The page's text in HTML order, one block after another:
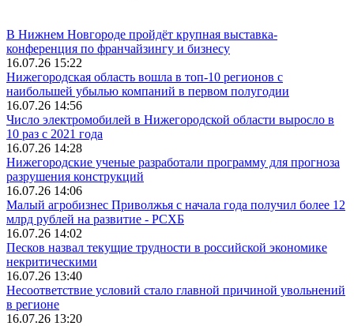
В Нижнем Новгороде пройдёт крупная выставка-
конференция по франчайзингу и бизнесу
16.07.26 15:22
Нижегородская область вошла в топ‑10 регионов с
наибольшей убылью компаний в первом полугодии
16.07.26 14:56
Число электромобилей в Нижегородской области выросло в
10 раз с 2021 года
16.07.26 14:28
Нижегородские ученые разработали программу для прогноза
разрушения конструкций
16.07.26 14:06
Малый агробизнес Приволжья с начала года получил более 12
млрд рублей на развитие - РСХБ
16.07.26 14:02
Песков назвал текущие трудности в российской экономике
некритическими
16.07.26 13:40
Несоответствие условий стало главной причиной увольнений
в регионе
16.07.26 13:20